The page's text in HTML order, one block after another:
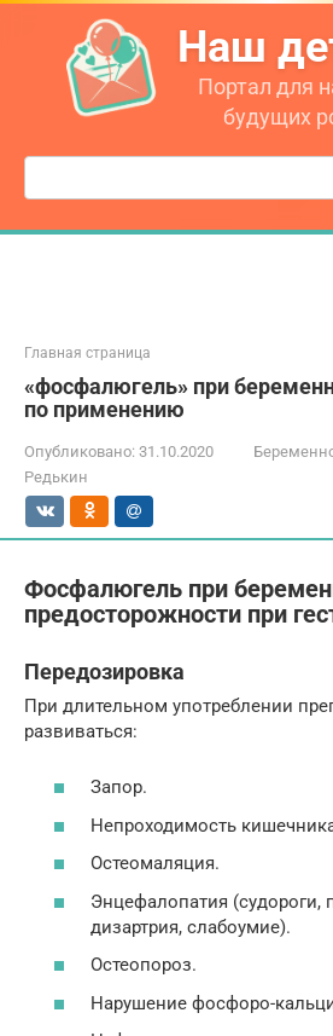
Перейти
контенту
Наш
Портал для
будущих
Поиск:
Главная страница
«фосфалюгель» при
по применению
Опубликовано: 31.10.2020
Редькин
Фосфалюгель при
предосторожности при
Передозировка
При длительном употреблении
развиваться:
Запор.
Непроходимость
Остеомаляция.
Энцефалопатия (судороги,
дизартрия, слабоумие).
Остеопороз.
Нарушение фосфоро-